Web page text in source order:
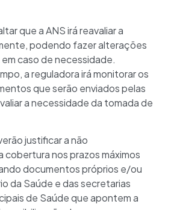
que a ANS irá reavaliar a
podendo fazer alterações
caso de necessidade.
a reguladora irá monitorar os
que serão enviados pelas
a necessidade da tomada de
justificar a não
cobertura nos prazos máximos
documentos próprios e/ou
da Saúde e das secretarias
de Saúde que apontem a